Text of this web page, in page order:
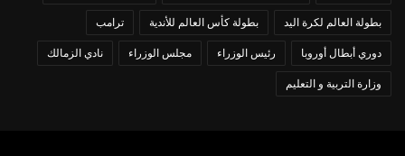
بطولة العالم لكرة اليد بطولة كأس العالم للأندية ترامب
دوري أبطال أوروبا رئيس الوزراء مجلس الوزراء نادي الزمالك
وزارة التربية و التعليم